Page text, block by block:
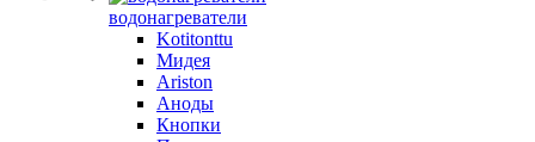
водонагреватели
Kotitonttu
Мидея
Ariston
Аноды
Кнопки